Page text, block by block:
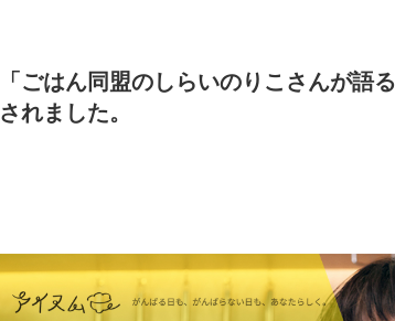
「ごはん同盟のしらいのりこさんが語
されました。